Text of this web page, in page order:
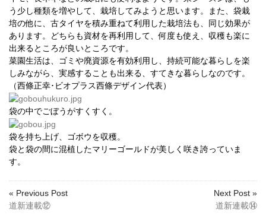
う少し種類を増やして、栽培してみようと思います。また、袋栽
培の他に、古タイヤを積み重ねて利用した栽培法も、同じ効果が
あります。どちらも資材を再利用して、何度も使え、収穫も楽に
出来るところが良いところです。
菜園生活は、ゴミや廃資源を有効利用し、持続可能な暮らしを楽
しみながら、実感することも出来る、すてきな暮らしなのです。
（西條正幸･ビオプラス西條デザイン代表）
袋の中でごぼうがすくすく。
袋を持ち上げ、ゴボウを収穫。
袋と袋の間に混植したマリーゴールドが美しく咲き誇っていま
す。
« Previous Post
道新連載⑫
Next Post »
道新連載⑭